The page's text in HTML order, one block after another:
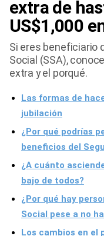
Gente
Vida Laboral
Tendencias Mix
extra de
US$1,000
Si eres beneficiario
Social (SSA),
extra y el porqué.
Las formas de
jubilación
¿Por qué podrías
beneficios del
¿A cuánto
bajo de todos?
¿Por qué hay
Social pese a no
Los cambios en el